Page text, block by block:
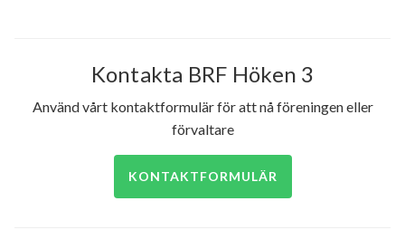
Kontakta BRF Höken 3
Använd vårt kontaktformulär för att nå föreningen eller
förvaltare
KONTAKTFORMULÄR